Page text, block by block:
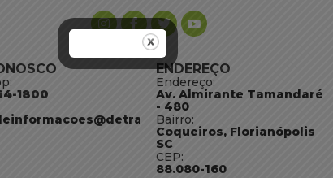
1800
ENDEREÇO
Endereço:
Av. Almirante Tamandaré
- 480
Bairro:
Coqueiros, Florianópolis
SC
CEP:
88.080-160